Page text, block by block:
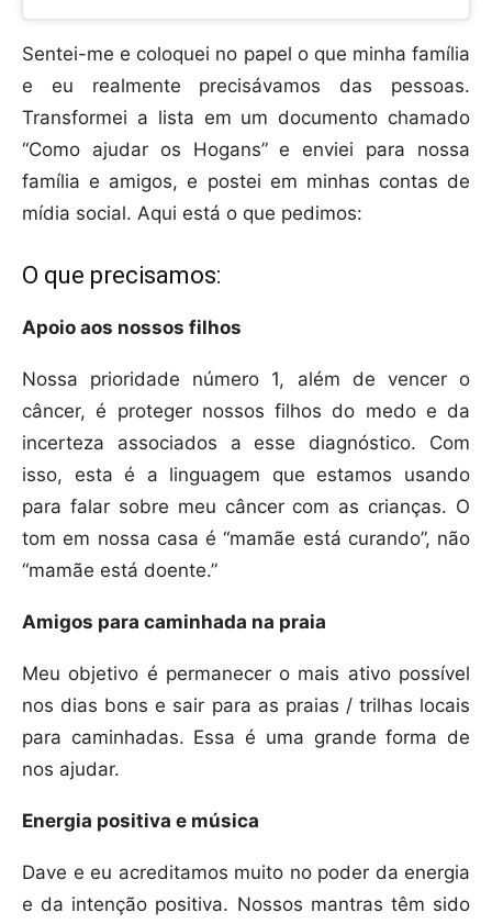
Sentei-me e coloquei no papel o que minha família
e eu realmente precisávamos das pessoas.
Transformei a lista em um documento chamado
“Como ajudar os Hogans” e enviei para nossa
família e amigos, e postei em minhas contas de
mídia social. Aqui está o que pedimos:
O que precisamos:
Apoio aos nossos filhos
Nossa prioridade número 1, além de vencer o
câncer, é proteger nossos filhos do medo e da
incerteza associados a esse diagnóstico. Com
isso, esta é a linguagem que estamos usando
para falar sobre meu câncer com as crianças. O
tom em nossa casa é “mamãe está curando”, não
“mamãe está doente.”
Amigos para caminhada na praia
Meu objetivo é permanecer o mais ativo possível
nos dias bons e sair para as praias / trilhas locais
para caminhadas. Essa é uma grande forma de
nos ajudar.
Energia positiva e música
Dave e eu acreditamos muito no poder da energia
e da intenção positiva. Nossos mantras têm sido